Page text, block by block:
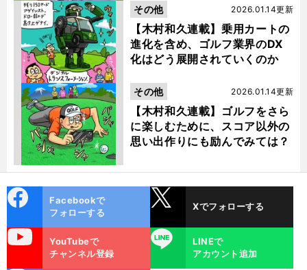
【木村和久連載】乗用カートの
進化を含め、ゴルフ業界のDX
化はどう展開されていくのか
2026.01.14更新
その他
【木村和久連載】ゴルフをさら
に楽しむために、スコア以外の
思い出作りにも励んでみては？
2026.01.14更新
その他
ok
Facebookで
フォローする
Xでフォローする
YouTubeで
チャンネル登録
LINE
LINEで
アカウント追加